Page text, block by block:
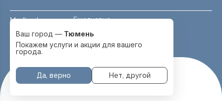
Medland —
Тюмень
Ежедневно
Перейти
Ваш город — Тюмень
Покажем услуги и акции для вашего
города.
Да, верно Нет, другой
Главная Услуги и цены МРТ Суставов